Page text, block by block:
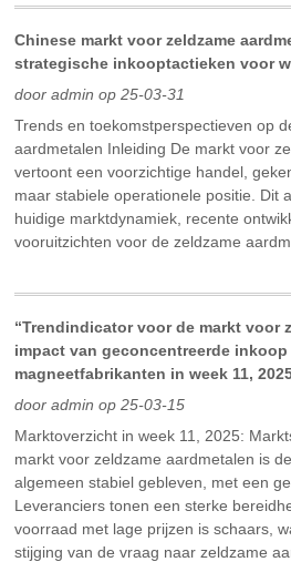
Chinese markt voor zeldzame
strategische inkooptactieken voor
door admin op 25-03-31
Trends en toekomstperspectieven op
aardmetalen Inleiding De markt voor
vertoont een voorzichtige handel,
maar stabiele operationele positie. Dit
huidige marktdynamiek, recente
vooruitzichten voor de zeldzame
“Trendindicator voor de markt voor
impact van geconcentreerde
magneetfabrikanten in week 11,
door admin op 25-03-15
Marktoverzicht in week 11, 2025:
markt voor zeldzame aardmetalen is
algemeen stabiel gebleven, met een
Leveranciers tonen een sterke
voorraad met lage prijzen is schaars,
stijging van de vraag naar zeldzame